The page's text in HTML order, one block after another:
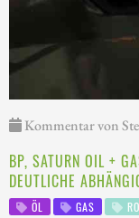
Kommentar von
BP, SATURN OIL +
DEUTLICHE
ÖL GAS